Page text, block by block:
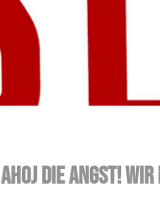
AHOJ DIE ANGST!